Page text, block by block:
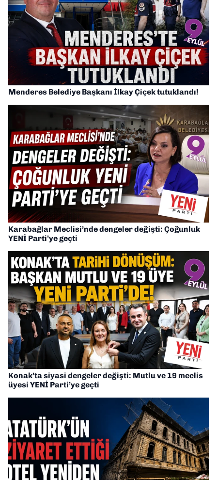
Menderes Belediye Başkanı İlkay Çiçek tutuklandı!
Karabağlar Meclisi’nde dengeler değişti: Çoğunluk
YENİ Parti’ye geçti
Konak’ta siyasi dengeler değişti: Mutlu ve 19 meclis
üyesi YENİ Parti’ye geçti